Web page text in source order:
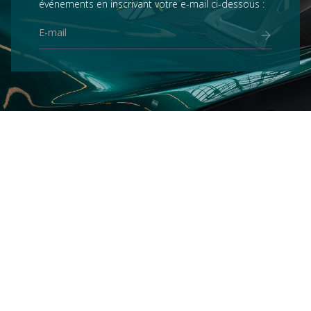
événements en inscrivant votre e-mail ci-dessous :